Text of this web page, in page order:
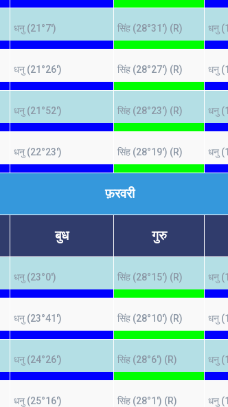
धनु (21°7') सिंह (28°31') (R) धनु
धनु (21°26') सिंह (28°27') (R) धनु
धनु (21°52') सिंह (28°23') (R) धनु
धनु (22°23') सिंह (28°19') (R) धनु
फ़रवरी
बुध गुरु
धनु (23°0') सिंह (28°15') (R) धनु
धनु (23°41') सिंह (28°10') (R) धनु
धनु (24°26') सिंह (28°6') (R) धनु
धनु (25°16') सिंह (28°1') (R) धनु